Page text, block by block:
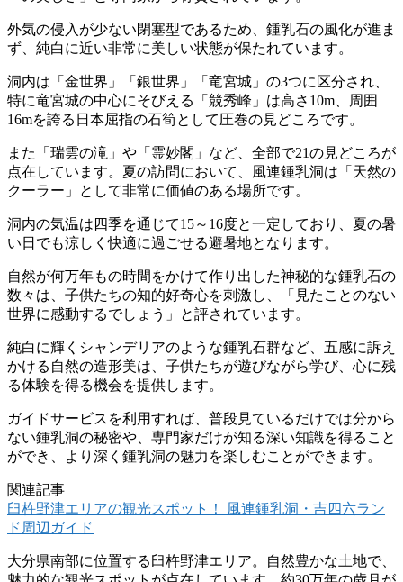
外気の侵入が少ない閉塞型であるため、鍾乳石の風化が進ま
ず、純白に近い非常に美しい状態が保たれています。
洞内は「金世界」「銀世界」「竜宮城」の3つに区分され、
特に竜宮城の中心にそびえる「競秀峰」は高さ10m、周囲
16mを誇る日本屈指の石筍として圧巻の見どころです。
また「瑞雲の滝」や「霊妙閣」など、全部で21の見どころが
点在しています。夏の訪問において、風連鍾乳洞は「天然の
クーラー」として非常に価値のある場所です。
洞内の気温は四季を通じて15～16度と一定しており、夏の暑
い日でも涼しく快適に過ごせる避暑地となります。
自然が何万年もの時間をかけて作り出した神秘的な鍾乳石の
数々は、子供たちの知的好奇心を刺激し、「見たことのない
世界に感動するでしょう」と評されています。
純白に輝くシャンデリアのような鍾乳石群など、五感に訴え
かける自然の造形美は、子供たちが遊びながら学び、心に残
る体験を得る機会を提供します。
ガイドサービスを利用すれば、普段見ているだけでは分から
ない鍾乳洞の秘密や、専門家だけが知る深い知識を得ること
ができ、より深く鍾乳洞の魅力を楽しむことができます。
関連記事
臼杵野津エリアの観光スポット！ 風連鍾乳洞・吉四六ラン
ド周辺ガイド
大分県南部に位置する臼杵野津エリア。自然豊かな土地で、